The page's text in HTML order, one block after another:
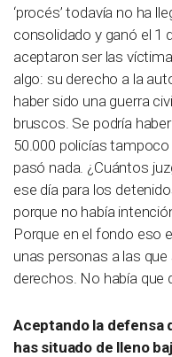
‘procés’ todavía no ha
consolidado y ganó el 1
aceptaron ser las
algo: su derecho a la
haber sido una guerra
bruscos. Se podría
50.000 policías
pasó nada. ¿Cuántos
ese día para los
porque no había
Porque en el fondo eso
unas personas a las
derechos. No había que
Aceptando la defensa
has situado de lleno